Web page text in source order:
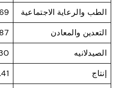
الطب والرعاية الاجتماعية
التعدين والمعادن
الصيدلانيه
إنتاج